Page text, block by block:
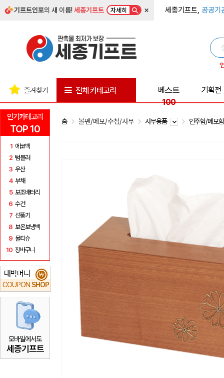
기프트인포의 새 이름!세종기프트 자세히 × 세종기프트, 공공기
인기카테고리
TOP 10
1 에코백
2 텀블러
3 우산
4 부채
5 보조배터리
6 수건
7 선풍기
8 보온보냉백
9 물티슈
10 장바구니
대박머니
COUPON SHOP
₩
모바일에서도
세종기프트
즐겨찾기 전체 카테고리
베스트
100
기획전
홈 볼펜/메모/수첩/사무 사무용품 인주함/메모